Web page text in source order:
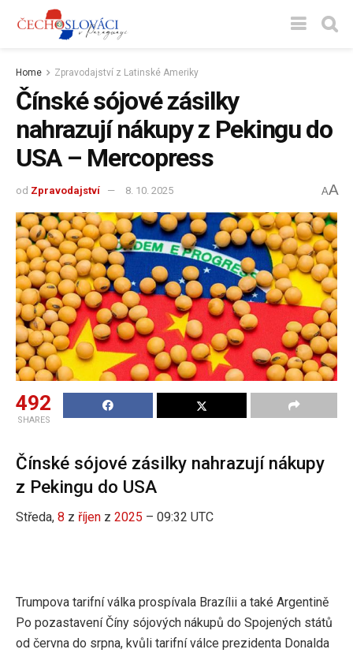
Home Zpravodajství z Latinské Ameriky
Čínské sójové zásilky
nahrazují nákupy z Pekingu do
USA – Mercopress
od Zpravodajství 8. 10. 2025 AA
492
SHARES
Čínské sójové zásilky nahrazují nákupy
z Pekingu do USA
Středa, 8 z říjen z 2025 – 09:32 UTC
Trumpova tarifní válka prospívala Brazílii a také Argentině
Po pozastavení Číny sójových nákupů do Spojených států
od června do srpna, kvůli tarifní válce prezidenta Donalda